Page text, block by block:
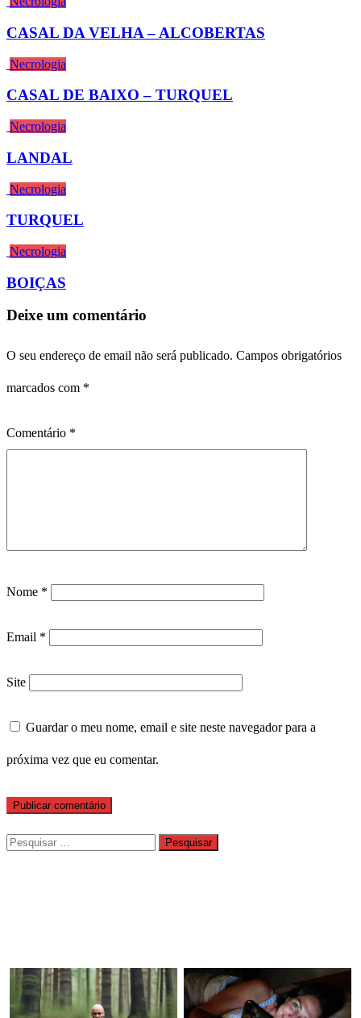
CASAL DA VELHA – ALCOBERTAS
Necrologia
CASAL DE BAIXO – TURQUEL
Necrologia
LANDAL
Necrologia
TURQUEL
Necrologia
BOIÇAS
Deixe um comentário
O seu endereço de email não será publicado. Campos obrigatórios
marcados com *
Comentário *
Nome *
Email *
Site
Guardar o meu nome, email e site neste navegador para a
próxima vez que eu comentar.
Pesquisar
por: